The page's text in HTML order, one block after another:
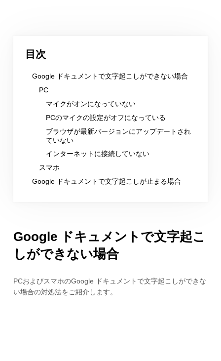
目次
Google ドキュメントで文字起こしができない場合
PC
マイクがオンになっていない
PCのマイクの設定がオフになっている
ブラウザが最新バージョンにアップデートされ
ていない
インターネットに接続していない
スマホ
Google ドキュメントで文字起こしが止まる場合
Google ドキュメントで文字起こ
しができない場合
PCおよびスマホのGoogle ドキュメントで文字起こしができな
い場合の対処法をご紹介します。